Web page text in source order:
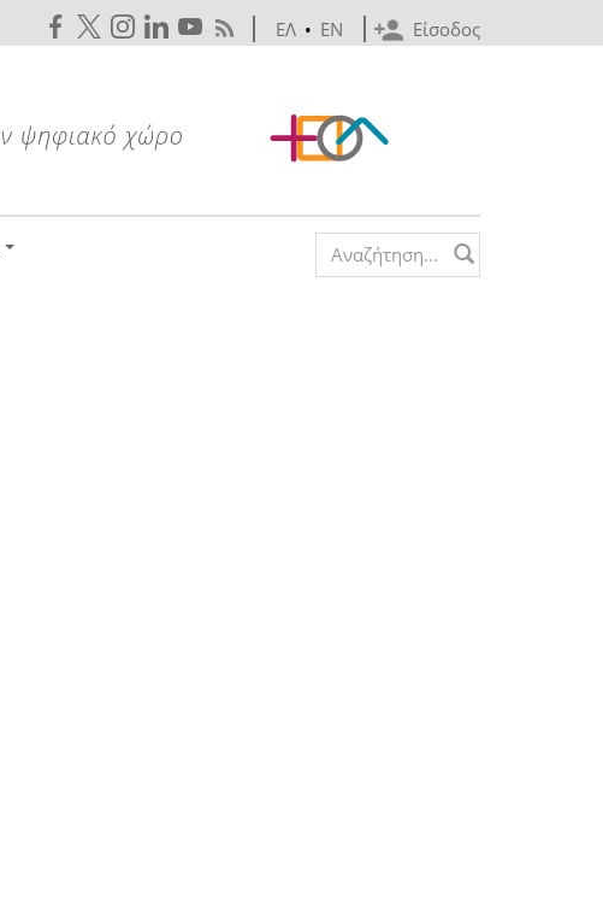
Είσοδος
ΕΛ • EN
Search form